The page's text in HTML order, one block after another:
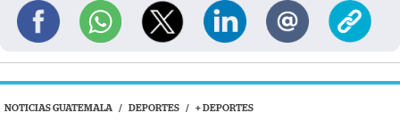
NOTICIAS GUATEMALA / DEPORTES / + DEPORTES